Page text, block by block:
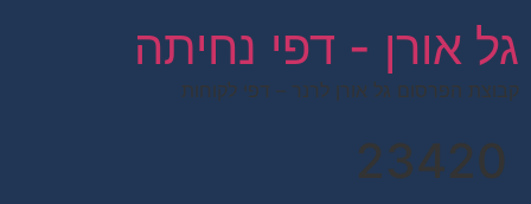
גל אורן - דפי נחיתה
קבוצת הפרסום גל אורן לרנר – דפי לקוחות
23420